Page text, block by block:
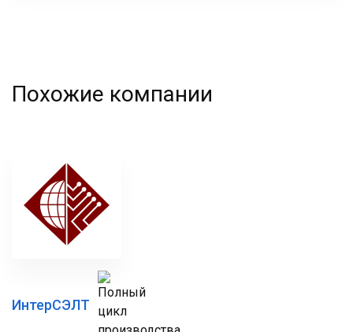
Похожие компании
ИнтерСЭЛТ